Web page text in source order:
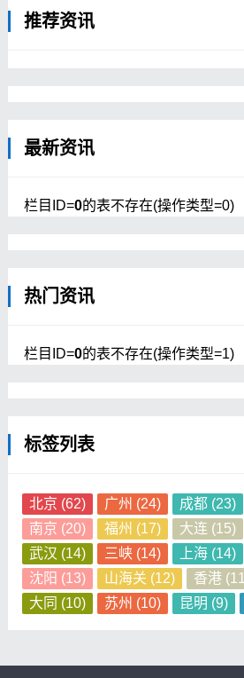
推荐资讯
最新资讯
栏目ID=0的表不存在(操作类型=0)
热门资讯
栏目ID=0的表不存在(操作类型=1)
标签列表
北京 (62) 广州 (24) 成都(23)
南京 (20) 福州 (17) 大连 (15)
武汉 (14) 三峡(14) 上海(14)
沈阳 (13) 山海关 (12) 香港
大同 (10) 苏州 (10) 昆明 (9)